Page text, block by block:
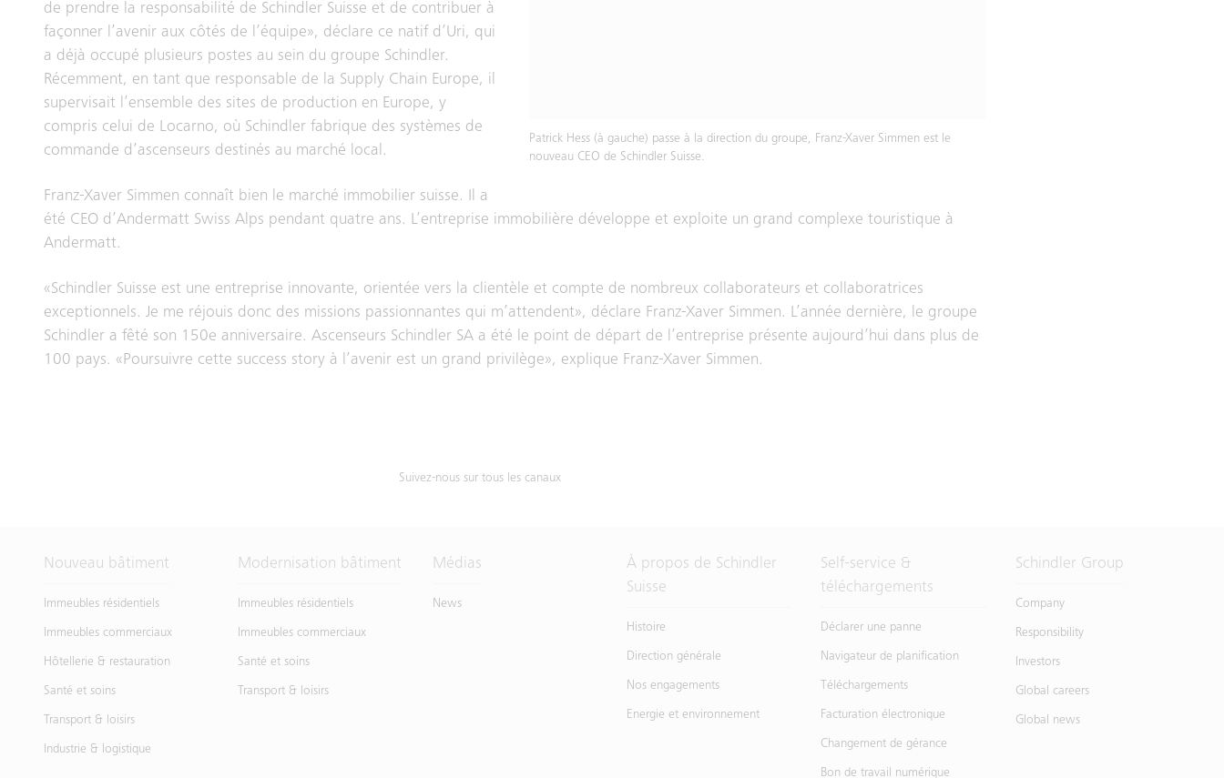
Patrick Hess (à gauche) passe à la direction du groupe, Franz-Xaver Simmen est le
nouveau CEO de Schindler Suisse.
de prendre la responsabilité de Schindler Suisse et de contribuer à
façonner l’avenir aux côtés de l’équipe», déclare ce natif d’Uri, qui
a déjà occupé plusieurs postes au sein du groupe Schindler.
Récemment, en tant que responsable de la Supply Chain Europe, il
supervisait l’ensemble des sites de production en Europe, y
compris celui de Locarno, où Schindler fabrique des systèmes de
commande d’ascenseurs destinés au marché local.
Franz-Xaver Simmen connaît bien le marché immobilier suisse. Il a
été CEO d’Andermatt Swiss Alps pendant quatre ans. L’entreprise immobilière développe et exploite un grand complexe touristique à
Andermatt.
«Schindler Suisse est une entreprise innovante, orientée vers la clientèle et compte de nombreux collaborateurs et collaboratrices
exceptionnels. Je me réjouis donc des missions passionnantes qui m’attendent», déclare Franz-Xaver Simmen. L’année dernière, le groupe
Schindler a fêté son 150e anniversaire. Ascenseurs Schindler SA a été le point de départ de l’entreprise présente aujourd’hui dans plus de
100 pays. «Poursuivre cette success story à l’avenir est un grand privilège», explique Franz-Xaver Simmen.
Suivez-nous sur tous les canaux
Nouveau bâtiment
Immeubles résidentiels
Immeubles commerciaux
Hôtellerie & restauration
Santé et soins
Transport & loisirs
Industrie & logistique
Modernisation bâtiment
Immeubles résidentiels
Immeubles commerciaux
Santé et soins
Transport & loisirs
Médias
News
À propos de Schindler
Suisse
Histoire
Direction générale
Nos engagements
Energie et environnement
Self-service &
téléchargements
Déclarer une panne
Navigateur de planification
Téléchargements
Facturation électronique
Changement de gérance
Bon de travail numérique
Schindler Group
Company
Responsibility
Investors
Global careers
Global news